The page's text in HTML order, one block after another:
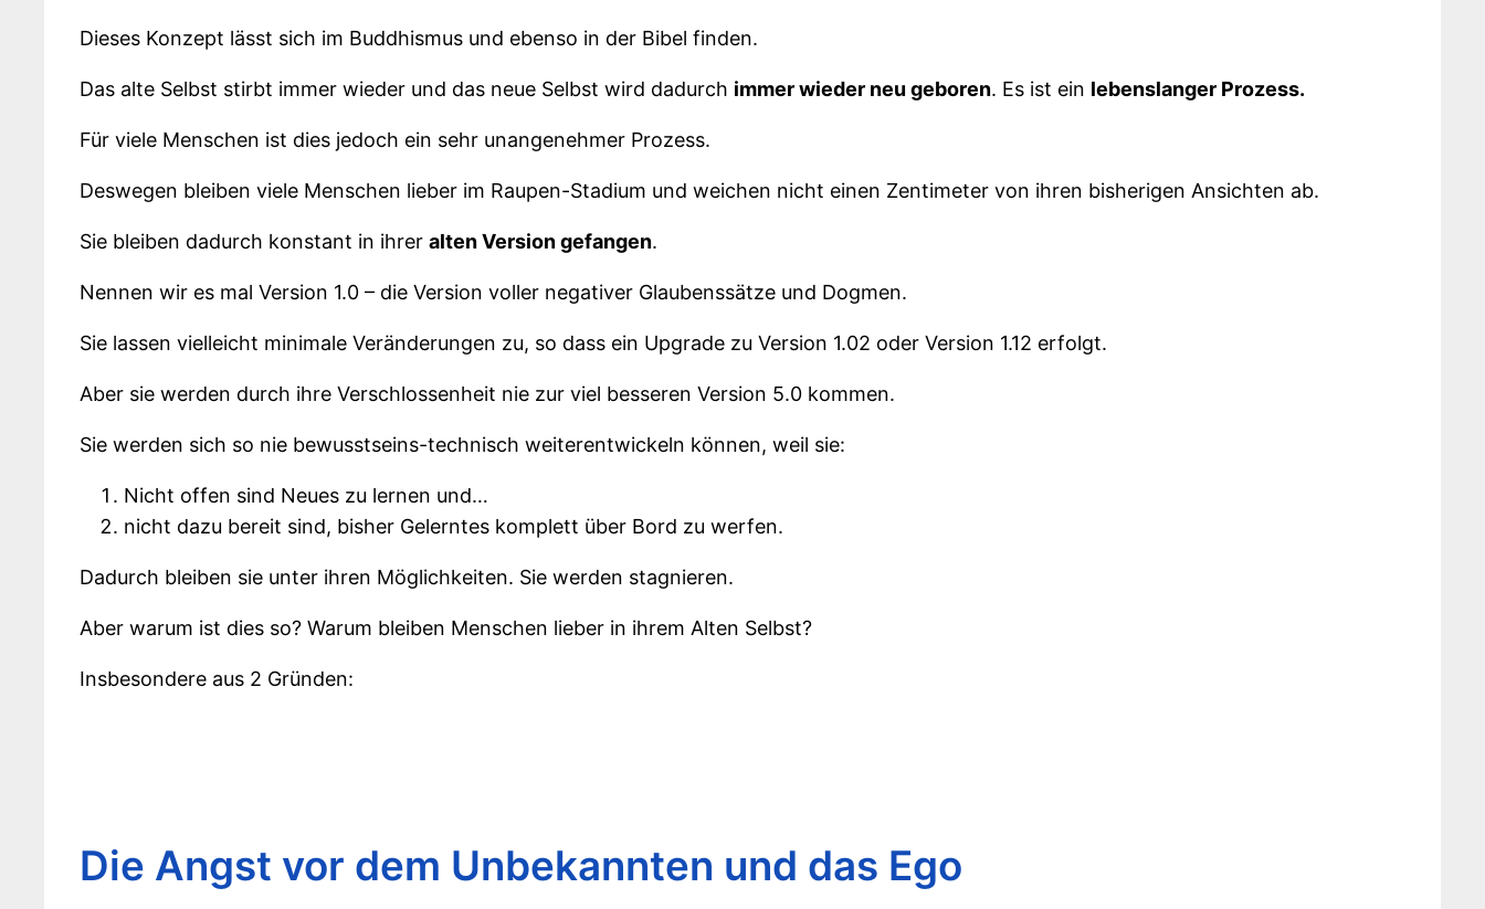
Dieses Konzept lässt sich im Buddhismus und ebenso in der Bibel finden.
Das alte Selbst stirbt immer wieder und das neue Selbst wird dadurch immer wieder neu geboren. Es ist ein lebenslanger Prozess.
Für viele Menschen ist dies jedoch ein sehr unangenehmer Prozess.
Deswegen bleiben viele Menschen lieber im Raupen-Stadium und weichen nicht einen Zentimeter von ihren bisherigen Ansichten ab.
Sie bleiben dadurch konstant in ihrer alten Version gefangen.
Nennen wir es mal Version 1.0 – die Version voller negativer Glaubenssätze und Dogmen.
Sie lassen vielleicht minimale Veränderungen zu, so dass ein Upgrade zu Version 1.02 oder Version 1.12 erfolgt.
Aber sie werden durch ihre Verschlossenheit nie zur viel besseren Version 5.0 kommen.
Sie werden sich so nie bewusstseins-technisch weiterentwickeln können, weil sie:
Nicht offen sind Neues zu lernen und…
nicht dazu bereit sind, bisher Gelerntes komplett über Bord zu werfen.
Dadurch bleiben sie unter ihren Möglichkeiten. Sie werden stagnieren.
Aber warum ist dies so? Warum bleiben Menschen lieber in ihrem Alten Selbst?
Insbesondere aus 2 Gründen:
Die Angst vor dem Unbekannten und das Ego